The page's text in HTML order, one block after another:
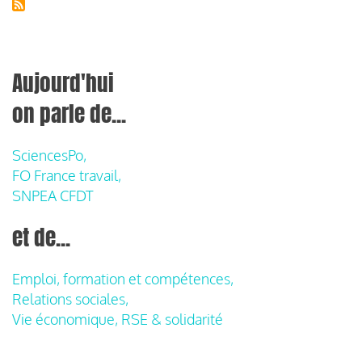
Aujourd'hui
on parle de...
SciencesPo,
FO France travail,
SNPEA CFDT
et de...
Emploi, formation et compétences,
Relations sociales,
Vie économique, RSE & solidarité